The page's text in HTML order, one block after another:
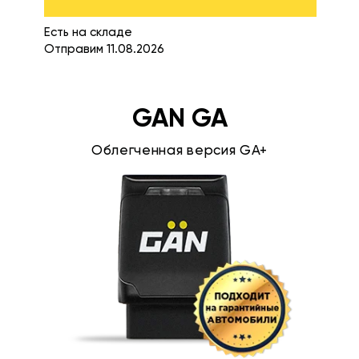
Есть на складе
Отправим 11.08.2026
GAN GA
Облегченная версия GA+